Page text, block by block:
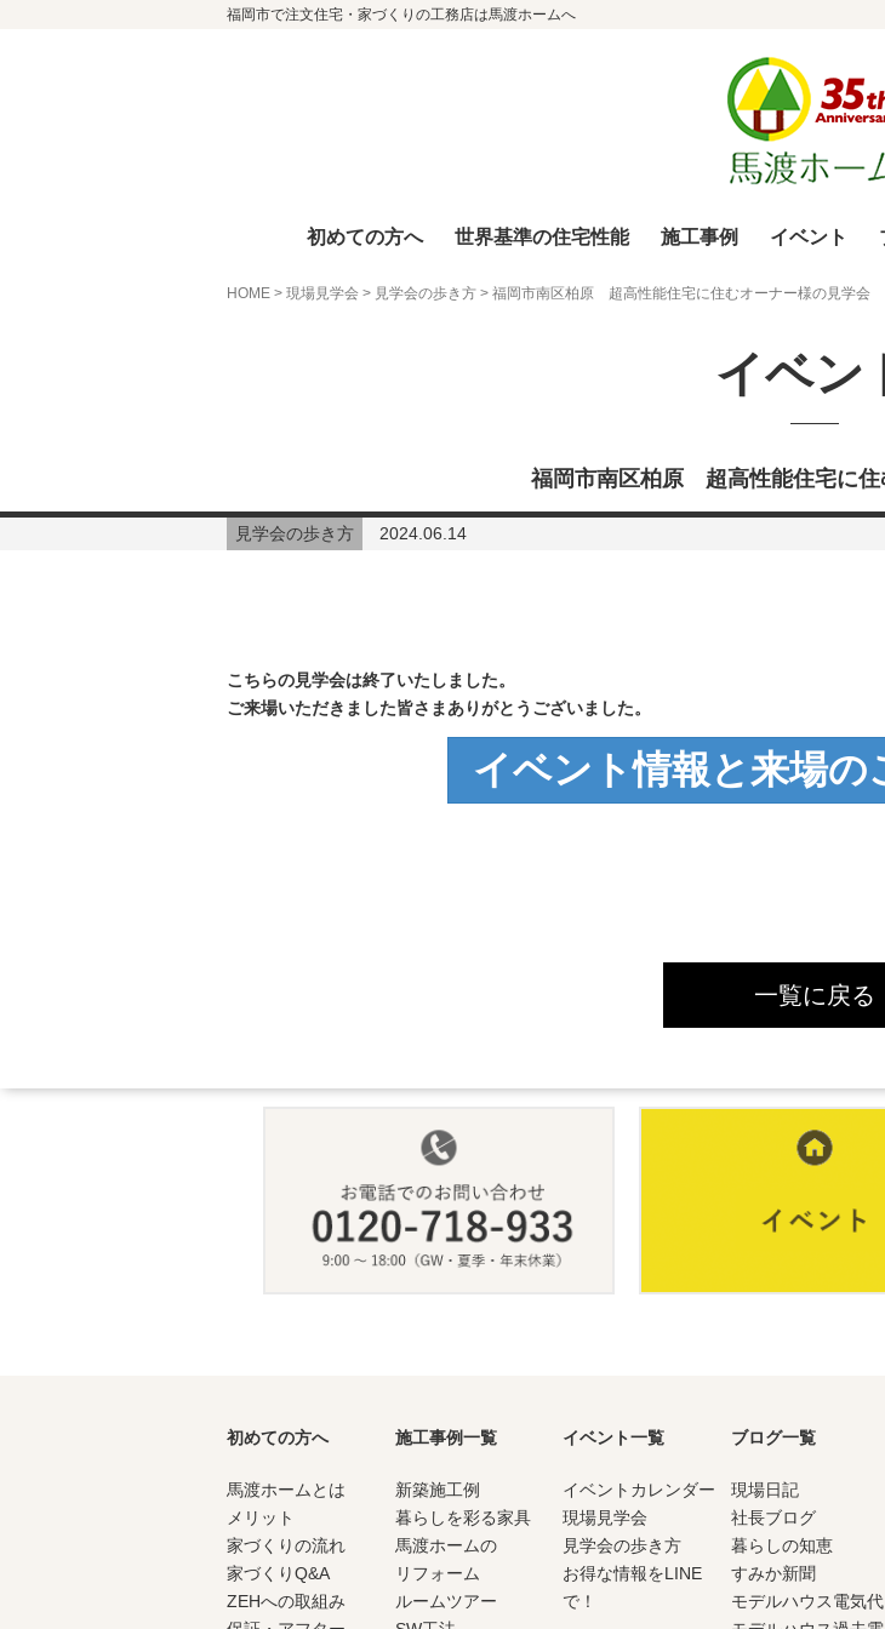
福岡市で注文住宅・家づくりの工務店は馬渡ホームへ
初めての方へ 世界基準の住宅性能 施工事例 イベント
HOME > 現場見学会 > 見学会の歩き方 > 福岡市南区柏原 超高性能住宅に住むオーナー様の見学会
イベン
福岡市南区柏原 超高性能住宅に住
見学会の歩き方 2024.06.14
こちらの見学会は終了いたしました。
ご来場いただきました皆さまありがとうございました。
イベント情報と来場の
一覧に戻る
初めての方へ
馬渡ホームとは
メリット
家づくりの流れ
家づくりQ&A
ZEHへの取組み
施工事例一覧
新築施工例
暮らしを彩る家具
馬渡ホームの
リフォーム
ルームツアー
イベント一覧
イベントカレンダー
現場見学会
見学会の歩き方
お得な情報をLINE
で！
ブログ一覧
現場日記
社長ブログ
暮らしの知恵
すみか新聞
モデルハウス電気代